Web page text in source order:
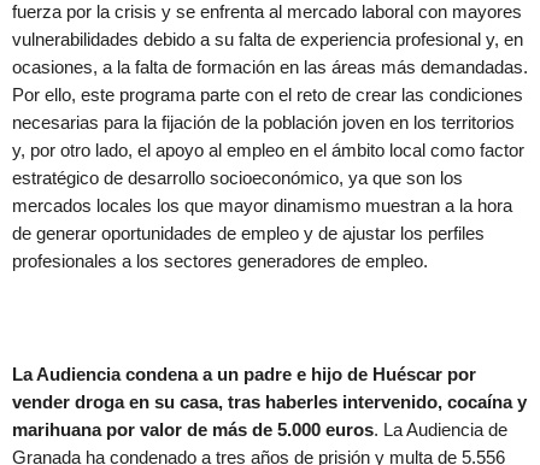
fuerza por la crisis y se enfrenta al mercado laboral con mayores
vulnerabilidades debido a su falta de experiencia profesional y, en
ocasiones, a la falta de formación en las áreas más demandadas.
Por ello, este programa parte con el reto de crear las condiciones
necesarias para la fijación de la población joven en los territorios
y, por otro lado, el apoyo al empleo en el ámbito local como factor
estratégico de desarrollo socioeconómico, ya que son los
mercados locales los que mayor dinamismo muestran a la hora
de generar oportunidades de empleo y de ajustar los perfiles
profesionales a los sectores generadores de empleo.
La Audiencia condena a un padre e hijo de Huéscar por
vender droga en su casa, tras haberles intervenido, cocaína y
marihuana por valor de más de 5.000 euros. La Audiencia de
Granada ha condenado a tres años de prisión y multa de 5.556